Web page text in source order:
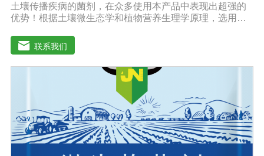
土壤传播疾病的菌剂，在众多使用本产品中表现出超强的
优势！根据土壤微生态学和植物营养生理学原理，选用有
而成的农用生物制剂。它利用微生物自身的寄生作用，并
释放出对土壤传播疾病和植物疾病、对细菌、真菌等具有
杀灭作用的化学物质，再辅助特殊增效剂，能快速、高效
抑制作物真菌、细菌病害。不仅有效地预防和控制多种作
萎病、立枯病等多种病害功效，等土传病害的抗病力；从
而有效地解决由土传病害引起的作物根部病害及蔬菜苗期
病害。同时还有提高作物免疫力和抗逆性，促进作物生
长，改善品质，促进生长的代谢产物，促进根系生长，产
生分解不溶性磷酸盐、硅酸盐和含钾矿物的代谢产物，促
联系我们